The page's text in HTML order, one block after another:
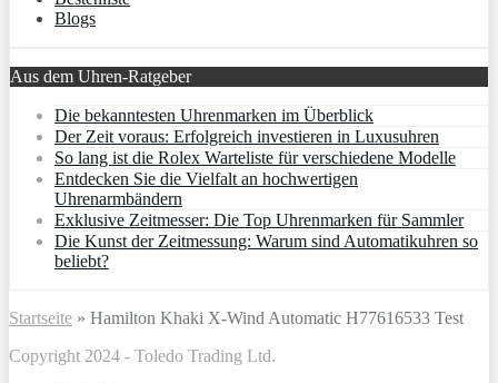
Blogs
Aus dem Uhren-Ratgeber
Die bekanntesten Uhrenmarken im Überblick
Der Zeit voraus: Erfolgreich investieren in Luxusuhren
So lang ist die Rolex Warteliste für verschiedene Modelle
Entdecken Sie die Vielfalt an hochwertigen
Uhrenarmbändern
Exklusive Zeitmesser: Die Top Uhrenmarken für Sammler
Die Kunst der Zeitmessung: Warum sind Automatikuhren so
beliebt?
Startseite » Hamilton Khaki X-Wind Automatic H77616533 Test
Copyright 2024 - Toledo Trading Ltd.